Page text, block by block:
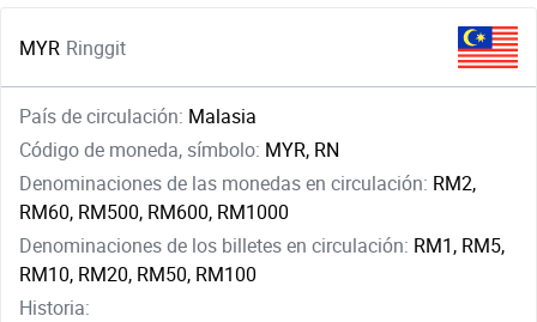
MYR Ringgit
País de circulación: Malasia
Código de moneda, símbolo: MYR, RN
Denominaciones de las monedas en circulación: RM2,
RM60, RM500, RM600, RM1000
Denominaciones de los billetes en circulación: RM1, RM5,
RM10, RM20, RM50, RM100
Historia: